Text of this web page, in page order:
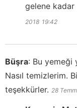
gelene
2018 19:42
Büşra: Bu yemeği
Nasıl temizlerim.
teşekkürler. 28